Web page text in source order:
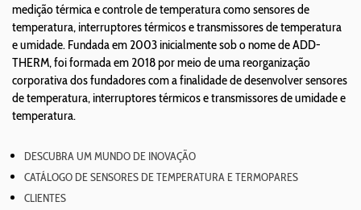
medição térmica e controle de temperatura como sensores de
temperatura, interruptores térmicos e transmissores de temperatura
e umidade. Fundada em 2003 inicialmente sob o nome de ADD-
THERM, foi formada em 2018 por meio de uma reorganização
corporativa dos fundadores com a finalidade de desenvolver sensores
de temperatura, interruptores térmicos e transmissores de umidade e
temperatura.
DESCUBRA UM MUNDO DE INOVAÇÃO
CATÁLOGO DE SENSORES DE TEMPERATURA E TERMOPARES
CLIENTES